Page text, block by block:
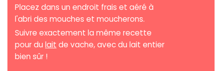
Placez dans un endroit frais et aéré à
l'abri des mouches et moucherons.
Suivre exactement la même recette
pour du lait de vache, avec du lait entier
bien sûr !